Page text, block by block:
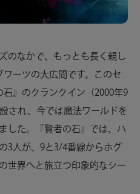
のなかで、もっとも長く親し
ーツの大広間です。このセ
』のクランクイン（2000年9
され、今では魔法ワールドを
した。『賢者の石』では、ハ
3人が、9と3/4番線からホグ
世界へと旅立つ印象的なシー